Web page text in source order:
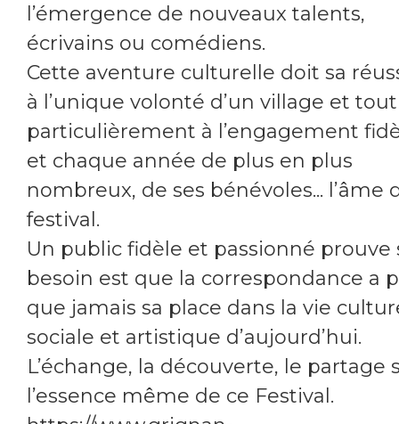
l’émergence de nouveaux talents,
écrivains ou comédiens.
Cette aventure culturelle doit sa
à l’unique volonté d’un village et tout
particulièrement à l’engagement
et chaque année de plus en plus
nombreux, de ses bénévoles... l’âme
festival.
Un public fidèle et passionné prouve
besoin est que la correspondance a
que jamais sa place dans la vie
sociale et artistique d’aujourd’hui.
L’échange, la découverte, le partage
l’essence même de ce Festival.